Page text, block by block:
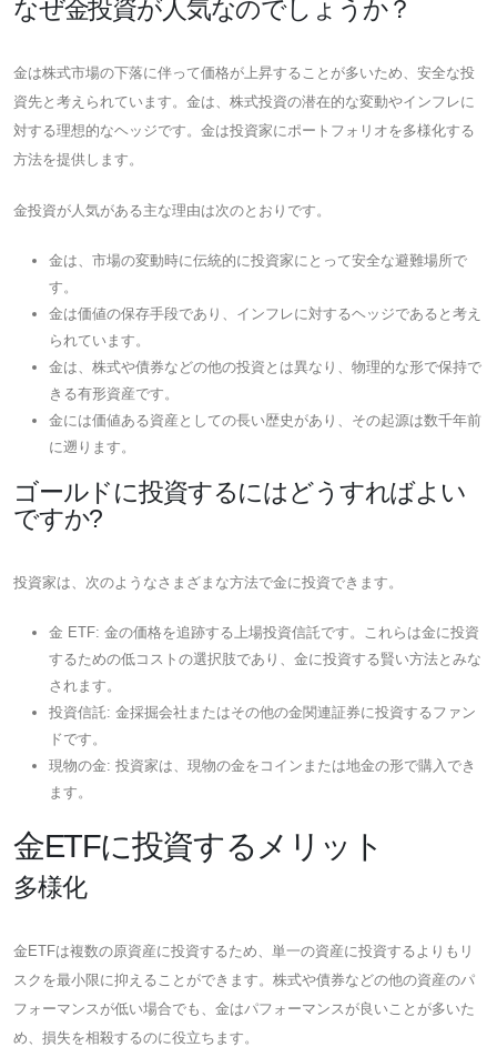
なぜ金投資が人気なのでしょうか？
金は株式市場の下落に伴って価格が上昇することが多いため、安全な投
資先と考えられています。金は、株式投資の潜在的な変動やインフレに
対する理想的なヘッジです。金は投資家にポートフォリオを多様化する
方法を提供します。
金投資が人気がある主な理由は次のとおりです。
金は、市場の変動時に伝統的に投資家にとって安全な避難場所で
す。
金は価値の保存手段であり、インフレに対するヘッジであると考え
られています。
金は、株式や債券などの他の投資とは異なり、物理的な形で保持で
きる有形資産です。
金には価値ある資産としての長い歴史があり、その起源は数千年前
に遡ります。
ゴールドに投資するにはどうすればよい
ですか?
投資家は、次のようなさまざまな方法で金に投資できます。
金 ETF: 金の価格を追跡する上場投資信託です。これらは金に投資
するための低コストの選択肢であり、金に投資する賢い方法とみな
されます。
投資信託: 金採掘会社またはその他の金関連証券に投資するファン
ドです。
現物の金: 投資家は、現物の金をコインまたは地金の形で購入でき
ます。
金ETFに投資するメリット
多様化
金ETFは複数の原資産に投資するため、単一の資産に投資するよりもリ
スクを最小限に抑えることができます。株式や債券などの他の資産のパ
フォーマンスが低い場合でも、金はパフォーマンスが良いことが多いた
め、損失を相殺するのに役立ちます。